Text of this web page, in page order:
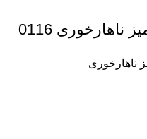
0116
ناهارخوری